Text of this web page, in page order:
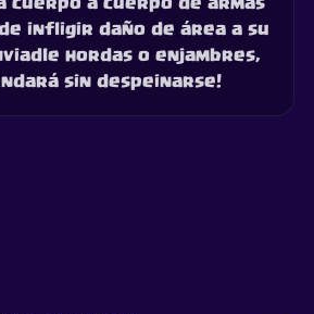
cuerpo a cuerpo de armas
infligir daño de área a su
hordas o enjambres,
sin despeinarse!